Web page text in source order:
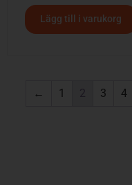
Lägg till i varukorg
← 1 2 3 4